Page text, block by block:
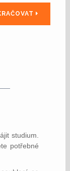
studium.
potřebné